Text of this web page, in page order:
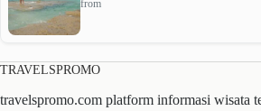
from
TRAVELSPROMO
travelspromo.com platform informasi wisata